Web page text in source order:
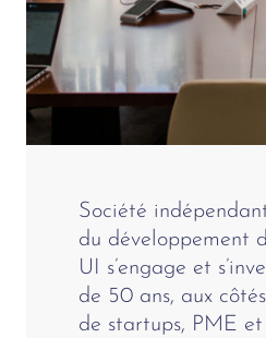
Société
du développement
UI s’engage et
de 50 ans, aux
de startups, PME